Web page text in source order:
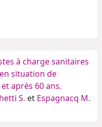
à charge sanitaires
situation de
après 60 ans.
S. et Espagnacq M.